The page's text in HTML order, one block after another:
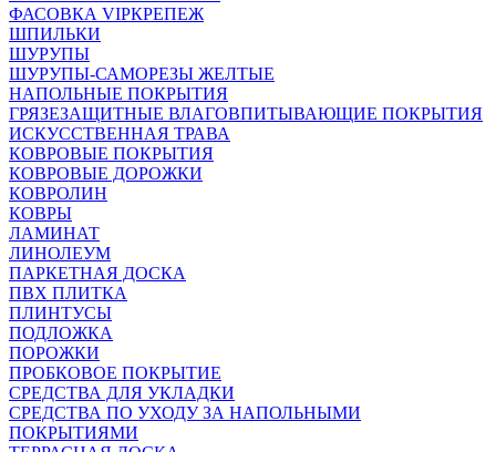
ФАСОВКА VIPКРЕПЕЖ
ШПИЛЬКИ
ШУРУПЫ
ШУРУПЫ-САМОРЕЗЫ ЖЕЛТЫЕ
НАПОЛЬНЫЕ ПОКРЫТИЯ
ГРЯЗЕЗАЩИТНЫЕ ВЛАГОВПИТЫВАЮЩИЕ ПОКРЫТИЯ
ИСКУССТВЕННАЯ ТРАВА
КОВРОВЫЕ ПОКРЫТИЯ
КОВРОВЫЕ ДОРОЖКИ
КОВРОЛИН
КОВРЫ
ЛАМИНАТ
ЛИНОЛЕУМ
ПАРКЕТНАЯ ДОСКА
ПВХ ПЛИТКА
ПЛИНТУСЫ
ПОДЛОЖКА
ПОРОЖКИ
ПРОБКОВОЕ ПОКРЫТИЕ
СРЕДСТВА ДЛЯ УКЛАДКИ
СРЕДСТВА ПО УХОДУ ЗА НАПОЛЬНЫМИ
ПОКРЫТИЯМИ